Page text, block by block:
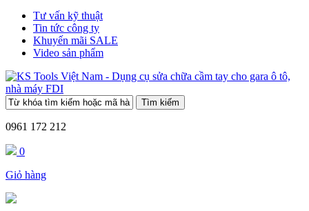
Tư vấn kỹ thuật
Tin tức công ty
Khuyến mãi SALE
Video sản phẩm
0961 172 212
0
Giỏ hàng